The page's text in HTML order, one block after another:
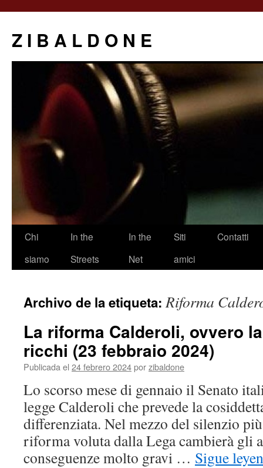
Z I B A L D O N E
Saltar
Chi
siamo
In the
Streets
In the
Net
Siti
amici
Contatti
Archivo de la etiqueta:Riforma
La riforma Calderoli, ovvero
ricchi (23 febbraio 2024)
Publicada el 24 febrero 2024porzibaldone
Lo scorso mese di gennaio il Senato
legge Calderoli che prevede la
differenziata. Nel mezzo del silenzio
riforma voluta dalla Lega cambierà gli
conseguenze molto gravi … Sigue